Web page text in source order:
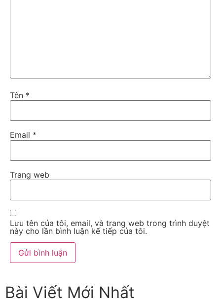
Tên *
Email *
Trang web
Lưu tên của tôi, email, và trang web trong trình duyệt
này cho lần bình luận kế tiếp của tôi.
Bài Viết Mới Nhất